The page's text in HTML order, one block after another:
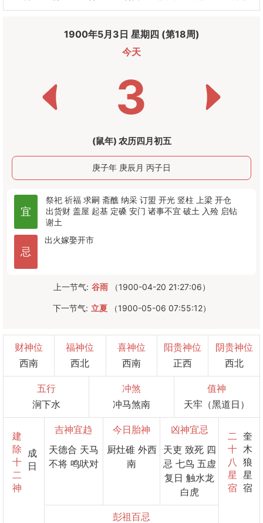
1900年5月3日 星期四 (第18周)
今天
3
(鼠年) 农历四月初五
庚子年 庚辰月 丙子日
宜
祭祀 祈福 求嗣 斋醮 纳采 订盟 开光 竖柱 上梁 开仓
出货财 盖屋 起基 定磉 安门 诸事不宜 破土 入殓 启钻
谢土
忌
出火嫁娶开市
上一节气: 谷雨 （1900-04-20 21:27:06）
下一节气: 立夏 （1900-05-06 07:55:12）
财神位
西南
福神位
西北
喜神位
西南
阳贵神位
正西
阴贵神位
西北
五行
涧下水
冲煞
冲马煞南
值神
天牢（黑道日）
建
除
十
二
神
成
日
吉神宜趋
天德合 天马
不将 鸣吠对
今日胎神
厨灶碓 外西
南
凶神宜忌
天吏 致死 四
忌 七鸟 五虚
复日 触水龙
白虎
彭祖百忌
二
十
八
星
宿
奎
木
狼
星
宿